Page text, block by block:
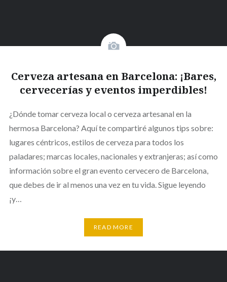
Cerveza artesana en Barcelona: ¡Bares,
cervecerías y eventos imperdibles!
¿Dónde tomar cerveza local o cerveza artesanal en la
hermosa Barcelona? Aquí te compartiré algunos tips sobre:
lugares céntricos, estilos de cerveza para todos los
paladares; marcas locales, nacionales y extranjeras; así como
información sobre el gran evento cervecero de Barcelona,
que debes de ir al menos una vez en tu vida. Sigue leyendo
¡y…
READ MORE